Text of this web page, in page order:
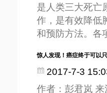
是人类三大死亡
作，是有效降低
和预防方法。各
惊人发现！癌症终于可以
2017-7-3
作者：彭君岚